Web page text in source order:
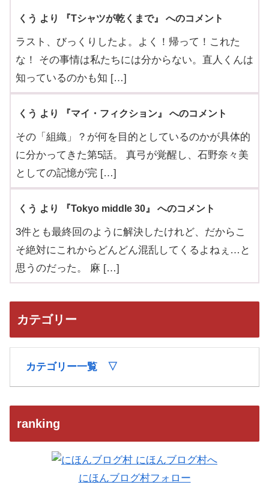
くう より 『Tシャツが乾くまで』 へのコメント
ラスト、びっくりしたよ。よく！帰って！これた
な！ その事情は私たちには分からない。直人くんは
知っているのかも知 […]
くう より 『マイ・フィクション』 へのコメント
その「組織」？が何を目的としているのかが具体的
に分かってきた第5話。 真弓が覚醒し、石野奈々美
としての記憶が完 […]
くう より 『Tokyo middle 30』 へのコメント
3件とも最終回のように解決したけれど、だからこ
そ絶対にこれからどんどん混乱してくるよねぇ…と
思うのだった。 麻 […]
カテゴリー
カテゴリー一覧 ▽
ranking
にほんブログ村フォロー